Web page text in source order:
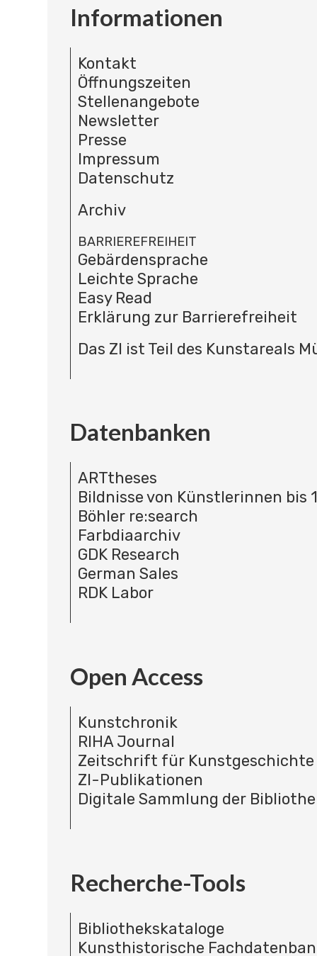
Informationen
Kontakt
Öffnungszeiten
Stellenangebote
Newsletter
Presse
Impressum
Datenschutz
Archiv
BARRIEREFREIHEIT
Gebärdensprache
Leichte Sprache
Easy Read
Erklärung zur Barrierefreiheit
Das ZI ist Teil des Kunstareals
Datenbanken
ARTtheses
Bildnisse von Künstlerinnen bis
Böhler re:search
Farbdiaarchiv
GDK Research
German Sales
RDK Labor
Open Access
Kunstchronik
RIHA Journal
Zeitschrift für Kunstgeschichte
ZI-Publikationen
Digitale Sammlung der
Recherche-Tools
Bibliothekskataloge
Kunsthistorische